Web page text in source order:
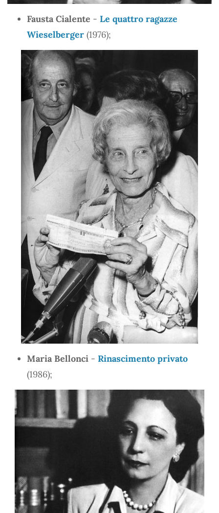
Fausta Cialente - Le quattro ragazze
Wieselberger (1976);
Maria Bellonci - Rinascimento privato
(1986);